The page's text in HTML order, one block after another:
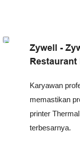
Zywell -
Karyawan
memastikan
printer
terbesarnya.